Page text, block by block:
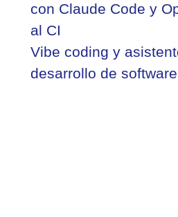
con Claude Code y
al CI
Vibe coding y
desarrollo de software